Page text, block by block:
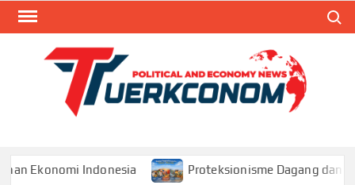
Skip
Indonesia Proteksionisme Dagang dan